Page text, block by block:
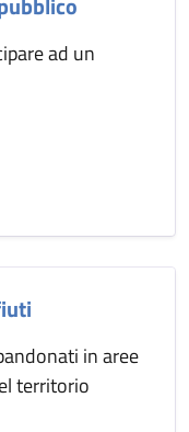
ad un
in aree
territorio